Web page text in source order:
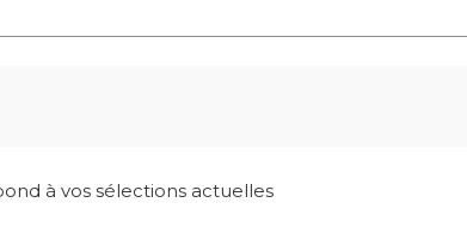
à vos sélections actuelles